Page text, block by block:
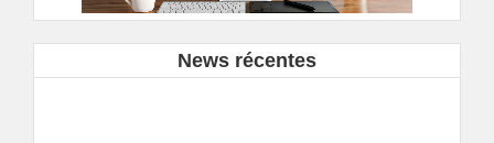
News récentes